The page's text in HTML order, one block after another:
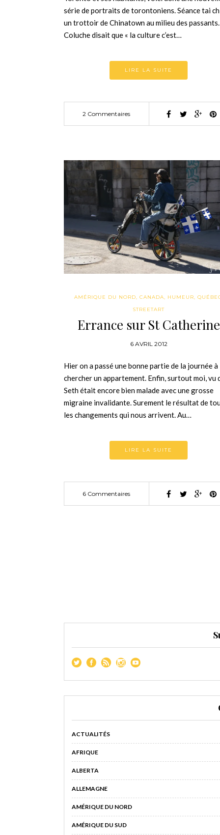
série de portraits de torontoniens. Séance tai
un trottoir de Chinatown au milieu des passants.
Coluche disait que « la culture c’est…
LIRE LA SUITE
2 Commentaires
AMÉRIQUE DU NORD, CANADA, HUMEUR,
STREETART
Errance sur St Catherine
6 AVRIL 2012
Hier on a passé une bonne partie de la journée à
chercher un appartement. Enfin, surtout moi, vu
Seth était encore bien malade avec une grosse
migraine invalidante. Surement le résultat de
les changements qui nous arrivent. Au…
LIRE LA SUITE
6 Commentaires
ACTUALITÉS
AFRIQUE
ALBERTA
ALLEMAGNE
AMÉRIQUE DU NORD
AMÉRIQUE DU SUD